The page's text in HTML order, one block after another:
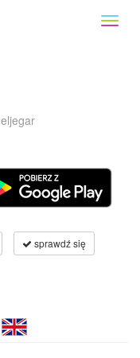
eljegar
sprawdź się